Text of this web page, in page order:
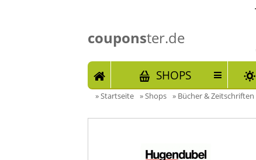
couponster.de
START SHOPS
»Startseite »Shops » Bücher & Zeitschriften